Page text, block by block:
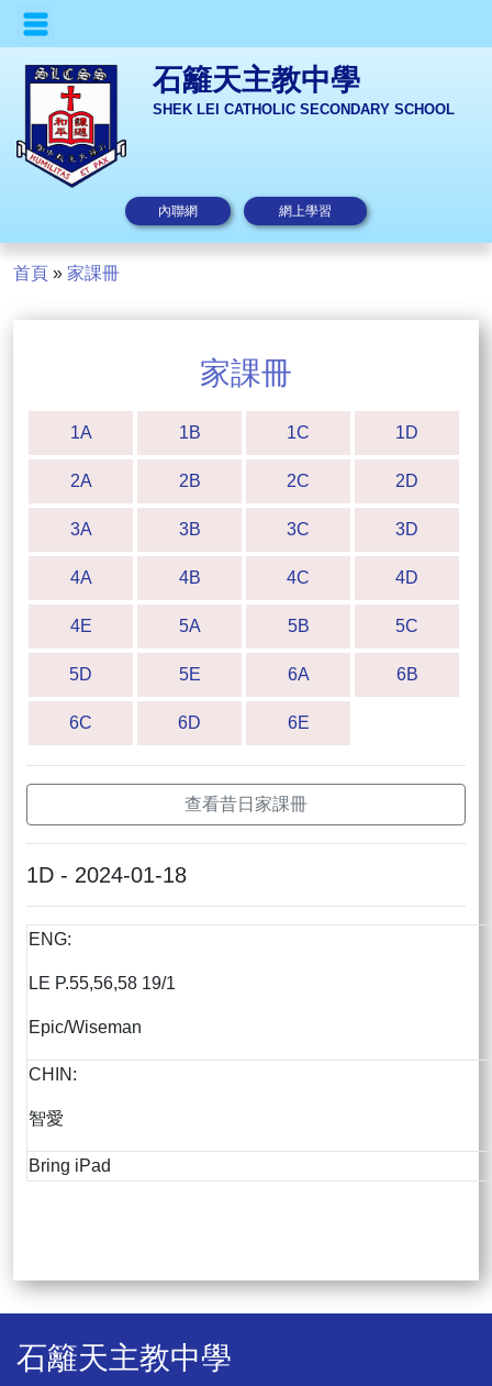
石籬天主教中學
SHEK LEI CATHOLIC SECONDARY SCHOOL
內聯網 網上學習
首頁 » 家課冊
家課冊
1A 1B 1C 1D
2A 2B 2C 2D
3A 3B 3C 3D
4A 4B 4C 4D
4E 5A 5B 5C
5D 5E 6A 6B
6C 6D 6E
查看昔日家課冊
1D - 2024-01-18
ENG:
LE P.55,56,58 19/1
Epic/Wiseman
CHIN:
智愛
Bring iPad
石籬天主教中學